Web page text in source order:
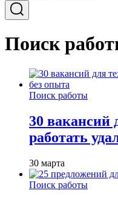
Поиск
Поиск работы
30 вакансий
работать
30 марта
Поиск работы